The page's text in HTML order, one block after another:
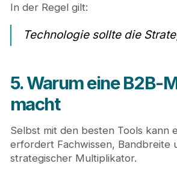
In der Regel gilt:
Technologie sollte die
5. Warum eine B2B-
macht
Selbst mit den besten Tools kann
erfordert Fachwissen, Bandbreite
strategischer Multiplikator.